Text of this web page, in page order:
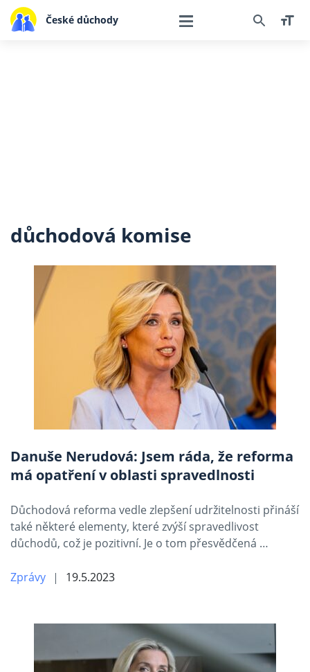
České důchody
důchodová komise
Danuše Nerudová: Jsem ráda, že reforma
má opatření v oblasti spravedlnosti
Důchodová reforma vedle zlepšení udržitelnosti přináší
také některé elementy, které zvýší spravedlivost
důchodů, což je pozitivní. Je o tom přesvědčená …
Zprávy 19.5.2023